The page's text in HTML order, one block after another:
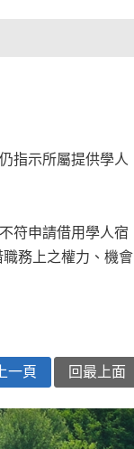
指示所屬提供學人
符申請借用學人宿
務上之權力、機會
一頁 回最上面